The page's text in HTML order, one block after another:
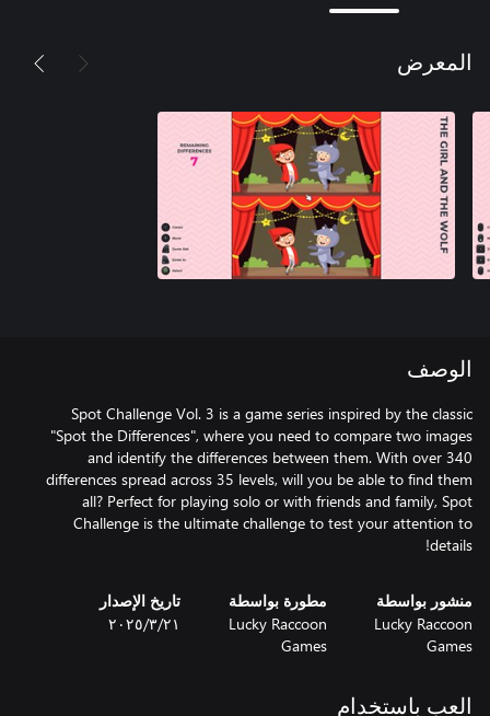
المعرض
الوصف
Spot Challenge Vol. 3 is a game series inspired by the classic
"Spot the Differences", where you need to compare two images
and identify the differences between them. With over 340
differences spread across 35 levels, will you be able to find them
all? Perfect for playing solo or with friends and family, Spot
Challenge is the ultimate challenge to test your attention to
details!
منشور بواسطة
Lucky Raccoon
Games
مطورة بواسطة
Lucky Raccoon
Games
تاريخ الإصدار
٢١‏/٣‏/٢٠٢٥
العب باستخدام